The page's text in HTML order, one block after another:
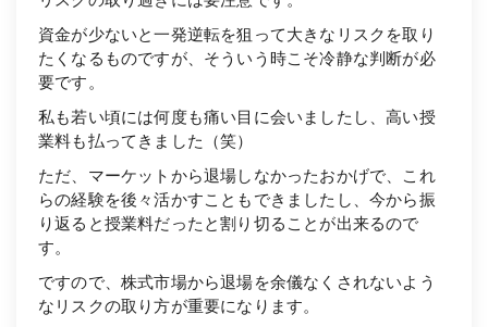
資金が少ないと一発逆転を狙って大きなリスクを取り
たくなるものですが、そういう時こそ冷静な判断が必
要です。
私も若い頃には何度も痛い目に会いましたし、高い授
業料も払ってきました（笑）
ただ、マーケットから退場しなかったおかげで、これ
らの経験を後々活かすこともできましたし、今から振
り返ると授業料だったと割り切ることが出来るので
す。
ですので、株式市場から退場を余儀なくされないよう
なリスクの取り方が重要になります。